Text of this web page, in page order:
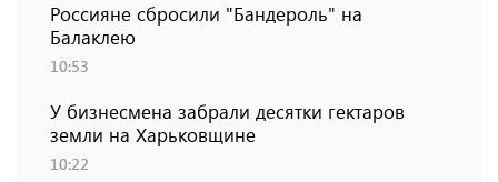
Россияне сбросили "Бандероль" на
Балаклею
10:53
У бизнесмена забрали десятки гектаров
земли на Харьковщине
10:22